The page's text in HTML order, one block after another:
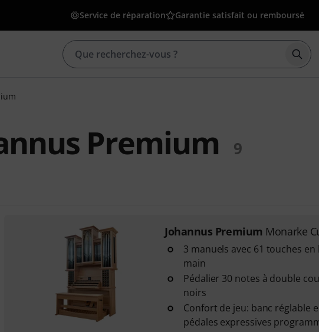
Service de réparation Garantie satisfait ou remboursé
Premium 9
Johannus Premium Monarke
3 manuels avec 61 touches
main
Pédalier 30 notes à double
noirs
Confort de jeu: banc réglable
pédales expressives